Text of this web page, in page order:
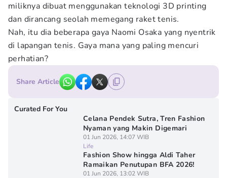
miliknya dibuat menggunakan teknologi 3D printing
dan dirancang seolah memegang raket tenis.
Nah, itu dia beberapa gaya Naomi Osaka yang nyentrik
di lapangan tenis. Gaya mana yang paling mencuri
perhatian?
Share Article
Curated For You
Celana Pendek Sutra, Tren Fashion
Nyaman yang Makin Digemari
01 Jun 2026, 14:07 WIB
Life
Fashion Show hingga Aldi Taher
Ramaikan Penutupan BFA 2026!
01 Jun 2026, 13:02 WIB